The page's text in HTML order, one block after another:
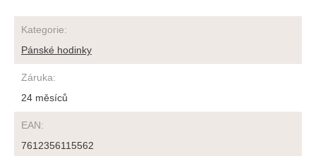
Kategorie:
Pánské hodinky
Záruka:
24 měsíců
EAN:
7612356115562